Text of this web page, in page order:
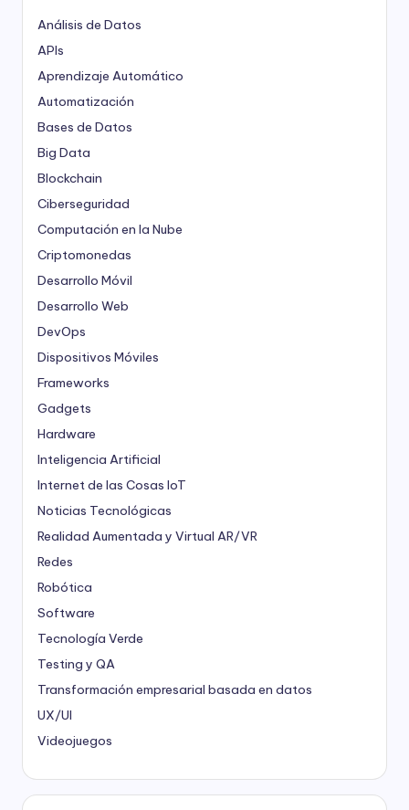
Análisis de Datos
APIs
Aprendizaje Automático
Automatización
Bases de Datos
Big Data
Blockchain
Ciberseguridad
Computación en la Nube
Criptomonedas
Desarrollo Móvil
Desarrollo Web
DevOps
Dispositivos Móviles
Frameworks
Gadgets
Hardware
Inteligencia Artificial
Internet de las Cosas IoT
Noticias Tecnológicas
Realidad Aumentada y Virtual AR/VR
Redes
Robótica
Software
Tecnología Verde
Testing y QA
Transformación empresarial basada en datos
UX/UI
Videojuegos